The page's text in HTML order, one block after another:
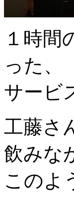
１時間
った、
サービ
工藤さ
飲みな
このよ